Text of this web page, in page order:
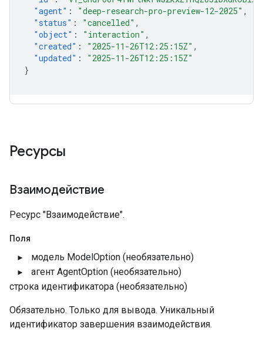
"agent" : "deep-research-pro-preview-12-2025" ,
"status" : "cancelled" ,
"object" : "interaction" ,
"created" : "2025-11-26T12:25:15Z" ,
"updated" :
"2025-11-26T12:25:15Z"
}
Ресурсы
Взаимодействие
Ресурс "Взаимодействие".
Поля
модель ModelOption (необязательно)
агент AgentOption (необязательно)
строка идентификатора (необязательно)
Обязательно. Только для вывода. Уникальный
идентификатор завершения взаимодействия.